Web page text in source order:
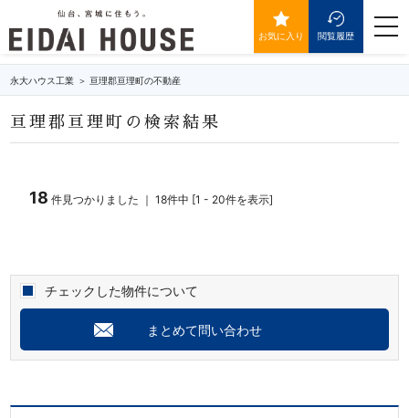
お気に入り 閲覧履歴
永大ハウス工業 亘理郡亘理町の不動産
亘理郡亘理町の検索結果
18 件見つかりました ｜ 18件中 [1 - 20件を表示]
チェックした物件について
まとめて問い合わせ